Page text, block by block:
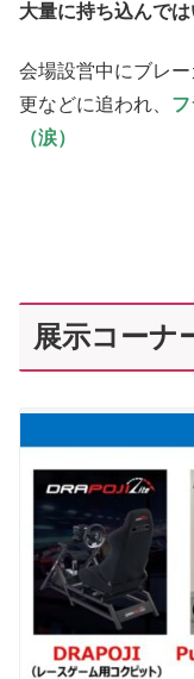
大量に持ち込んでは
会場設営中にブレ
更などに追われ、
（涙）
展示コーナ